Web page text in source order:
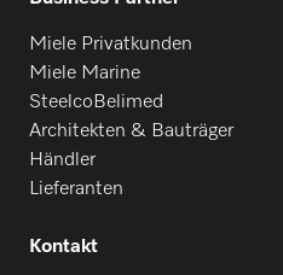
Miele Privatkunden
Miele Marine
SteelcoBelimed
Architekten & Bauträger
Händler
Lieferanten
Kontakt